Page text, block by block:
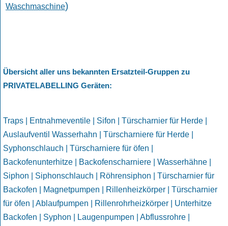
Waschmaschine)
Übersicht aller uns bekannten Ersatzteil-Gruppen zu
PRIVATELABELLING Geräten:
Traps | Entnahmeventile | Sifon | Türscharnier für Herde |
Auslaufventil Wasserhahn | Türscharniere für Herde |
Syphonschlauch | Türscharniere für öfen |
Backofenunterhitze | Backofenscharniere | Wasserhähne |
Siphon | Siphonschlauch | Röhrensiphon | Türscharnier für
Backofen | Magnetpumpen | Rillenheizkörper | Türscharnier
für öfen | Ablaufpumpen | Rillenrohrheizkörper | Unterhitze
Backofen | Syphon | Laugenpumpen | Abflussrohre |